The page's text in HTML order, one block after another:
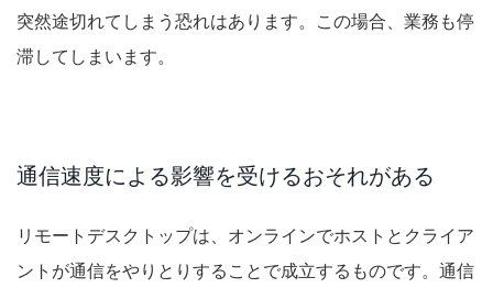
突然途切れてしまう恐れはあります。この場合、業務も停
滞してしまいます。
通信速度による影響を受けるおそれがある
リモートデスクトップは、オンラインでホストとクライア
ントが通信をやりとりすることで成立するものです。通信